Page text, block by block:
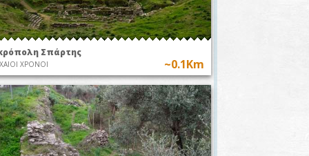
Σπάρτης
ΧΡΟΝΟΙ ~0.1Km